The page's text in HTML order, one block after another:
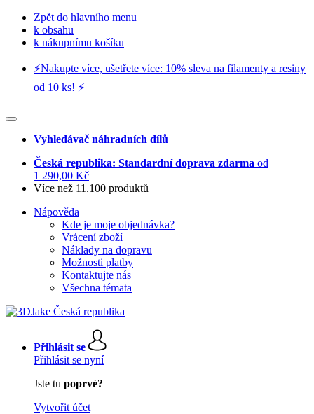
Zpět do hlavního menu
k obsahu
k nákupnímu košíku
⚡️Nakupte více, ušetřete více: 10% sleva na filamenty a resiny
od 10 ks! ⚡️
Vyhledávač náhradních dílů
Česká republika: Standardní doprava zdarma od
1 290,00 Kč
Více než 11.100 produktů
Nápověda
Kde je moje objednávka?
Vrácení zboží
Náklady na dopravu
Možnosti platby
Kontaktujte nás
Všechna témata
Přihlásit se
Přihlásit se nyní
Jste tu poprvé?
Vytvořit účet